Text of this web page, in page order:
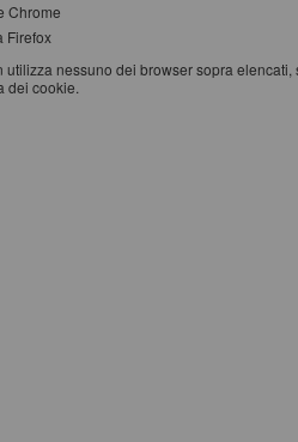
Chrome
Firefox
utilizza nessuno dei browser sopra
dei cookie.